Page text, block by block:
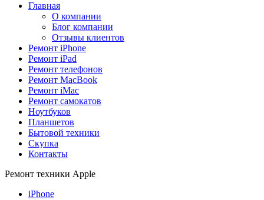
Главная
О компании
Блог компании
Отзывы клиентов
Ремонт iPhone
Ремонт iPad
Ремонт телефонов
Ремонт MacBook
Ремонт iMac
Ремонт самокатов
Ноутбуков
Планшетов
Бытовой техники
Скупка
Контакты
Ремонт техники Apple
iPhone